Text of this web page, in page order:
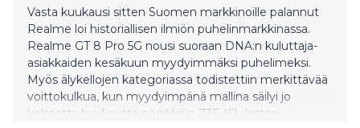
Vasta kuukausi sitten Suomen markkinoille palannut
Realme loi historiallisen ilmiön puhelinmarkkinassa.
Realme GT 8 Pro 5G nousi suoraan DNA:n kuluttaja-
asiakkaiden kesäkuun myydyimmäksi puhelimeksi.
Myös älykellojen kategoriassa todistettiin merkittävää
voittokulkua, kun myydyimpänä mallina säilyi jo
kolmatta kuukautta peräkkäin ZTE K2 -lasten